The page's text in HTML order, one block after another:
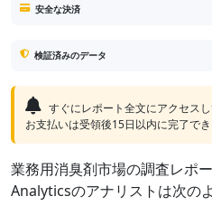
安全な決済
検証済みのデータ
すぐにレポート全文にアクセス
お支払いは受領後15日以内に完了でき
業務用消臭剤市場の調査レポ
Analyticsのアナリストは次の